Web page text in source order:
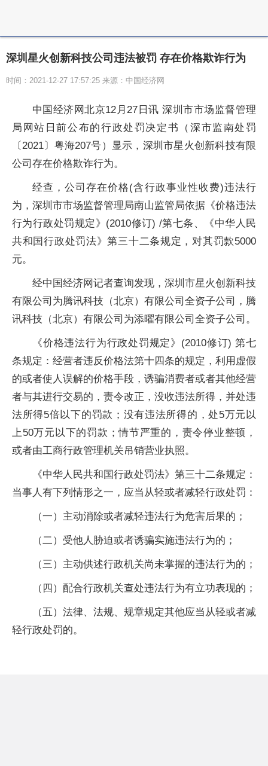
深圳星火创新科技公司违法被罚 存在价格欺诈行为
时间：2021-12-27 17:57:25 来源：中国经济网
中国经济网北京12月27日讯 深圳市市场监督管理
局网站日前公布的行政处罚决定书（深市监南处罚
〔2021〕粤海207号）显示，深圳市星火创新科技有限
公司存在价格欺诈行为。
经查，公司存在价格(含行政事业性收费)违法行
为，深圳市市场监督管理局南山监管局依据《价格违法
行为行政处罚规定》(2010修订) /第七条、《中华人民
共和国行政处罚法》第三十二条规定，对其罚款5000
元。
经中国经济网记者查询发现，深圳市星火创新科技
有限公司为腾讯科技（北京）有限公司全资子公司，腾
讯科技（北京）有限公司为添曜有限公司全资子公司。
《价格违法行为行政处罚规定》(2010修订) 第七
条规定：经营者违反价格法第十四条的规定，利用虚假
的或者使人误解的价格手段，诱骗消费者或者其他经营
者与其进行交易的，责令改正，没收违法所得，并处违
法所得5倍以下的罚款；没有违法所得的，处5万元以
上50万元以下的罚款；情节严重的，责令停业整顿，
或者由工商行政管理机关吊销营业执照。
《中华人民共和国行政处罚法》第三十二条规定：
当事人有下列情形之一，应当从轻或者减轻行政处罚：
（一）主动消除或者减轻违法行为危害后果的；
（二）受他人胁迫或者诱骗实施违法行为的；
（三）主动供述行政机关尚未掌握的违法行为的；
（四）配合行政机关查处违法行为有立功表现的；
（五）法律、法规、规章规定其他应当从轻或者减
轻行政处罚的。